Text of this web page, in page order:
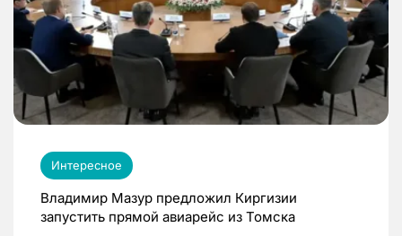
Интересное
Владимир Мазур предложил Киргизии
запустить прямой авиарейс из Томска